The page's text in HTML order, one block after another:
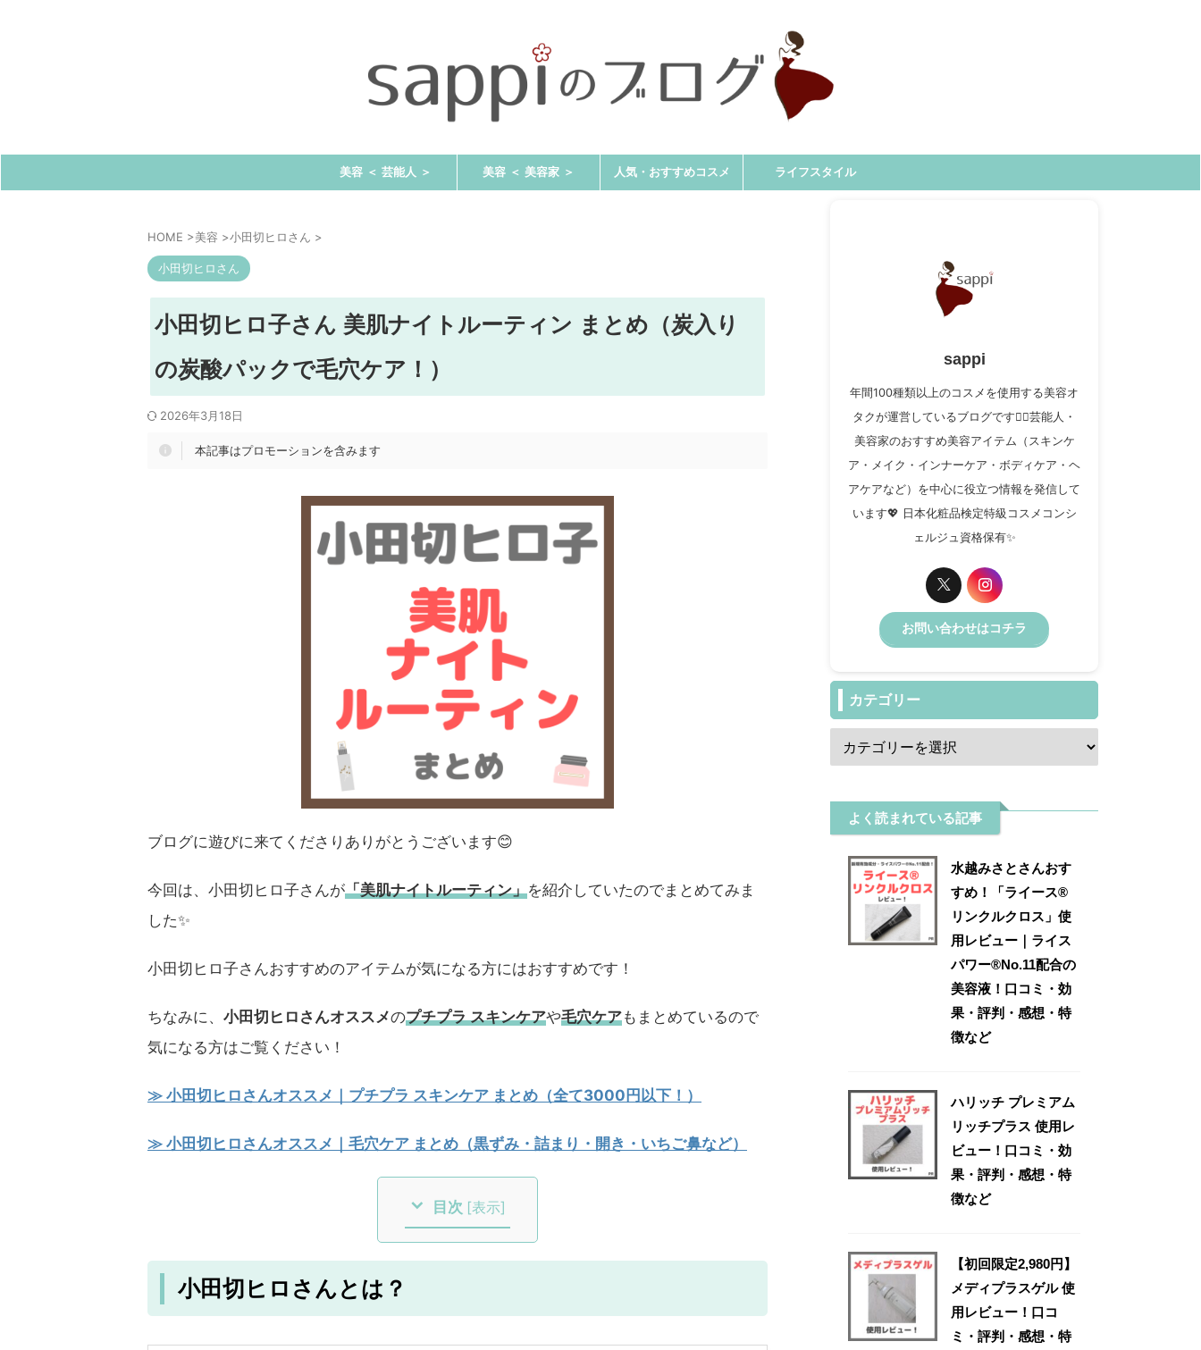
美容 ＜ 芸能人 ＞ 美容 ＜ 美容家 ＞ 人気・おすすめコスメ ライフスタイル
HOME >美容 >小田切ヒロさん >
小田切ヒロさん
小田切ヒロ子さん 美肌ナイトルーティン まとめ（炭入り
の炭酸パックで毛穴ケア！）
2026年3月18日
本記事はプロモーションを含みます
ブログに遊びに来てくださりありがとうございます😊
今回は、小田切ヒロ子さんが「美肌ナイトルーティン」を紹介していたのでまとめてみま
した✨
小田切ヒロ子さんおすすめのアイテムが気になる方にはおすすめです！
ちなみに、 小田切ヒロさんオススメのプチプラ スキンケアや毛穴ケアもまとめているので
気になる方はご覧ください！
≫ 小田切ヒロさんオススメ｜プチプラ スキンケア まとめ（全て3000円以下！）
≫ 小田切ヒロさんオススメ｜毛穴ケア まとめ（黒ずみ・詰まり・開き・いちご鼻など）
目次 [表示]
小田切ヒロさんとは？
sappi
年間100種類以上のコスメを使用する美容オ
タクが運営しているブログです✍🏻芸能人・
美容家のおすすめ美容アイテム（スキンケ
ア・メイク・インナーケア・ボディケア・ヘ
アケアなど）を中心に役立つ情報を発信して
います💖 日本化粧品検定特級コスメコンシ
ェルジュ資格保有✨️
お問い合わせはコチラ
カテゴリー
よく読まれている記事
水越みさとさんおす
すめ！「ライース®
リンクルクロス」使
用レビュー｜ライス
パワー®No.11配合の
美容液！口コミ・効
果・評判・感想・特
徴など
ハリッチ プレミアム
リッチプラス 使用レ
ビュー！口コミ・効
果・評判・感想・特
徴など
【初回限定2,980円】
メディプラスゲル 使
用レビュー！口コ
ミ・評判・感想・特